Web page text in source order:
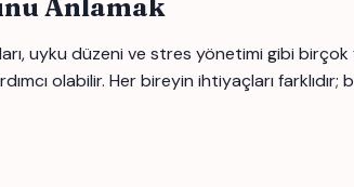
Anlamak
uyku düzeni ve stres yönetimi gibi
olabilir. Her bireyin ihtiyaçları